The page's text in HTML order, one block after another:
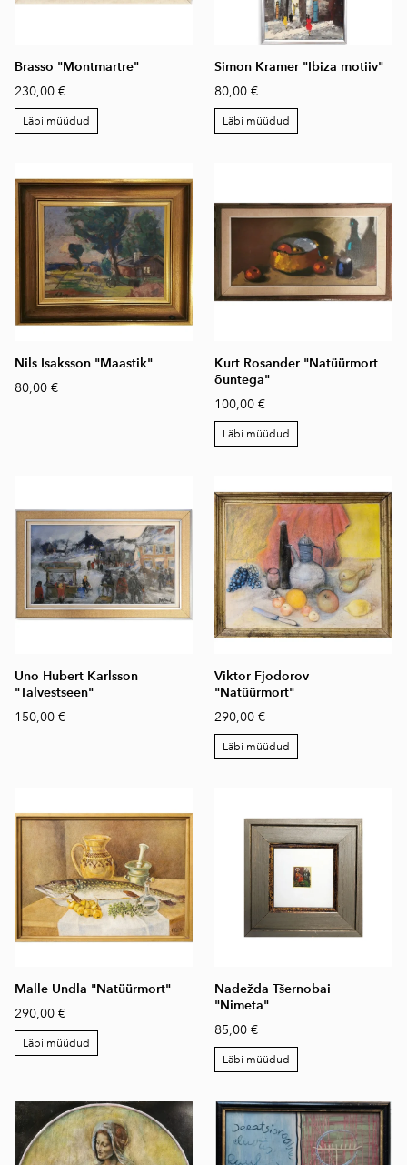
Brasso "Montmartre"
230,00 €
Läbi müüdud
Simon Kramer "Ibiza motiiv"
80,00 €
Läbi müüdud
Nils Isaksson "Maastik"
80,00 €
Kurt Rosander "Natüürmort
õuntega"
100,00 €
Läbi müüdud
Uno Hubert Karlsson
"Talvestseen"
150,00 €
Viktor Fjodorov
"Natüürmort"
290,00 €
Läbi müüdud
Malle Undla "Natüürmort"
290,00 €
Läbi müüdud
Nadežda Tšernobai
"Nimeta"
85,00 €
Läbi müüdud